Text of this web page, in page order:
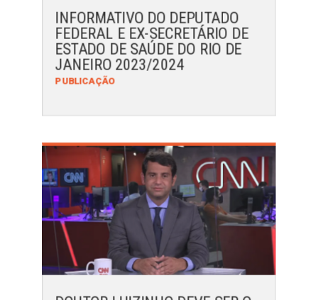
INFORMATIVO DO DEPUTADO
FEDERAL E EX-SECRETÁRIO DE
ESTADO DE SAÚDE DO RIO DE
JANEIRO 2023/2024
PUBLICAÇÃO